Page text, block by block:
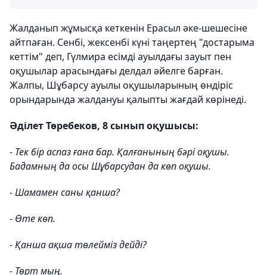
Жалданып жұмысқа кеткенін Ерасыл әке-шешесіне
айтпаған. Сенбі, жексенбі күні таңертең "достарыма
кеттім" деп, Гүлмира есімді ауылдағы зауыт пен
оқушылар арасындағы делдал әйелге барған.
Жалпы, Шұбарсу ауылы оқушыларының өндіріс
орындарында жалдануы қалыпты жағдай көрінеді.
Әділет Төребеков, 8 сынып оқушысы:
- Тек бір аспаз ғана бар. Қалғанының бәрі оқушы.
Бадамның да осы Шұбарсудан да көп оқушы.
- Шамамен саны қанша?
- Өте көп.
- Қанша ақша төлейміз дейді?
- Төрт мың.